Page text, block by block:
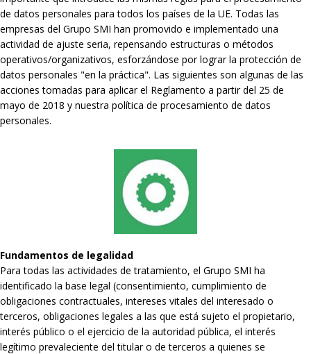
de datos personales para todos los países de la UE. Todas las
empresas del Grupo SMI han promovido e implementado una
actividad de ajuste seria, repensando estructuras o métodos
operativos/organizativos, esforzándose por lograr la protección de
datos personales "en la práctica". Las siguientes son algunas de las
acciones tomadas para aplicar el Reglamento a partir del 25 de
mayo de 2018 y nuestra política de procesamiento de datos
personales.
Fundamentos de legalidad
Para todas las actividades de tratamiento, el Grupo SMI ha
identificado la base legal (consentimiento, cumplimiento de
obligaciones contractuales, intereses vitales del interesado o
terceros, obligaciones legales a las que está sujeto el propietario,
interés público o el ejercicio de la autoridad pública, el interés
legítimo prevaleciente del titular o de terceros a quienes se